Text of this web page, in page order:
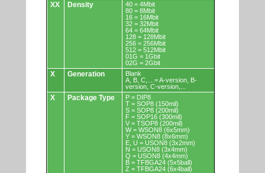
XX Density
40 = 4Mbit
80 = 8Mbit
16 = 16Mbit
32 = 32Mbit
64 = 64Mbit
128 = 128Mbit
256 = 256Mbit
512 = 512Mbit
01G = 1Gbit
02G = 2Gbit
X Generation
Blank
A, B, C,... = A-version, B-
version, C-version,...
X Package Type
P = DIP8
T = SOP8 (150mil)
S = SOP8 (200mil)
F = SOP16 (300mil)
V = TSOP8 (200mil)
W = WSON8 (6x5mm)
Y = WSON8 (8x6mm)
E, U = USON8 (3x2mm)
N = USON8 (3x4mm)
Q = USON8 (4x4mm)
B = TFBGA24 (5x5ball)
Z = TFBGA24 (6x4ball)